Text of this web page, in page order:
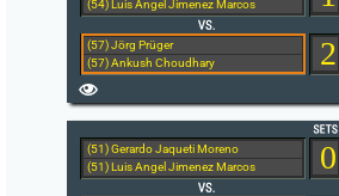
(54) Luis Angel Jimenez Marcos
(57) Jörg Prüger
(57) Ankush Choudhary
2
(51) Gerardo Jaqueti Moreno
(51) Luis Angel Jimenez Marcos
0